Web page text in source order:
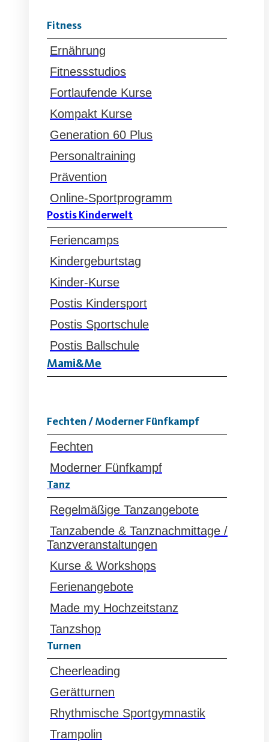
Fitness
Ernährung
Fitnessstudios
Fortlaufende Kurse
Kompakt Kurse
Generation 60 Plus
Personaltraining
Prävention
Online-Sportprogramm
Postis Kinderwelt
Feriencamps
Kindergeburtstag
Kinder-Kurse
Postis Kindersport
Postis Sportschule
Postis Ballschule
Mami&Me
Fechten / Moderner Fünfkampf
Fechten
Moderner Fünfkampf
Tanz
Regelmäßige Tanzangebote
Tanzabende & Tanznachmittage /
Tanzveranstaltungen
Kurse & Workshops
Ferienangebote
Made my Hochzeitstanz
Tanzshop
Turnen
Cheerleading
Gerätturnen
Rhythmische Sportgymnastik
Trampolin